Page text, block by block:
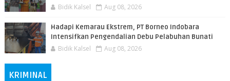
Bidik Kalsel Aug 08, 2026
​Hadapi Kemarau Ekstrem, PT Borneo Indobara
Intensifkan Pengendalian Debu Pelabuhan Bunati
Bidik Kalsel Aug 08, 2026
KRIMINAL